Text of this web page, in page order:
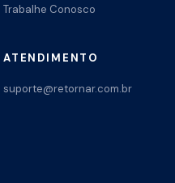
Trabalhe Conosco
ATENDIMENTO
suporte@retornar.com.br